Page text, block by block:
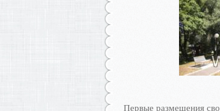
Первые размещения